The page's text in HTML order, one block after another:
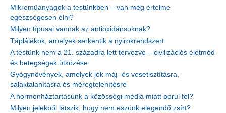
Mikroműanyagok a testünkben – van még értelme
egészségesen élni?
Milyen típusai vannak az antioxidánsoknak?
Táplálékok, amelyek serkentik a nyirokrendszert
A testünk nem a 21. századra lett tervezve – civilizációs életmód
és betegségek ütközése
Gyógynövények, amelyek jók máj- és vesetisztításra,
salaktalanításra és méregtelenítésre
A hormonháztartásunk a közösségi média miatt borul fel?
Milyen jelekből látszik, hogy nem eszünk elegendő zsírt?